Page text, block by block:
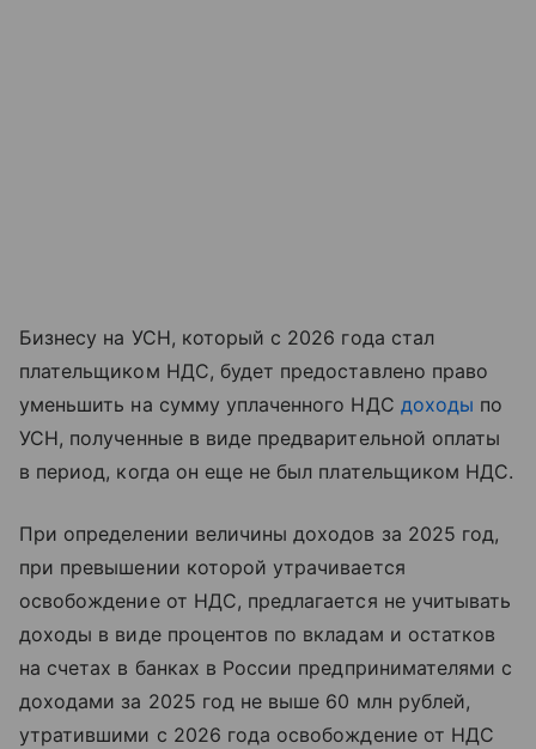
Бизнесу на УСН, который с 2026 года стал
плательщиком НДС, будет предоставлено право
уменьшить на сумму уплаченного НДС доходы по
УСН, полученные в виде предварительной оплаты
в период, когда он еще не был плательщиком НДС.
При определении величины доходов за 2025 год,
при превышении которой утрачивается
освобождение от НДС, предлагается не учитывать
доходы в виде процентов по вкладам и остатков
на счетах в банках в России предпринимателями с
доходами за 2025 год не выше 60 млн рублей,
утратившими с 2026 года освобождение от НДС